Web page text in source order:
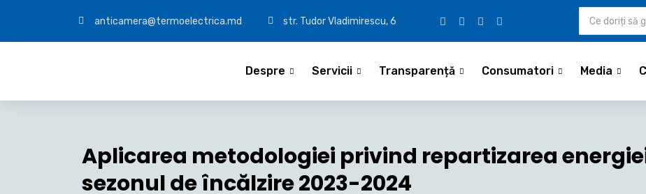
anticamera@termoelectrica.md str. Tudor Vladimirescu, 6
Despre Servicii Transparență Consumatori Media
Aplicarea metodologiei privind repartizarea
sezonul de încălzire 2023-2024